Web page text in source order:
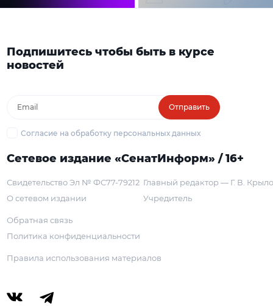
Подпишитесь чтобы быть в курсе
новостей
Отправить
Согласие на обработку персональных данных
Сетевое издание «СенатИнформ» / 16+
Свидетельство Эл № ФС77-79212
О сетевом издании
Главный редактор — Г. В.
Учредитель
Обратная связь
Политика конфиденциальности
Правила использования материалов